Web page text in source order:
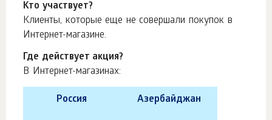
Кто участвует?
Клиенты, которые еще не совершали покупок в
Интернет-магазине.
Где действует акция?
В Интернет-магазинах:
Россия Азербайджан